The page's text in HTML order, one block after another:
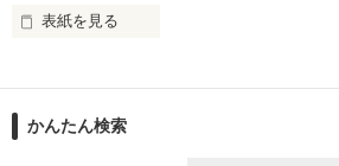
2026.6.5～2026.7.25
表紙を見る
ションの企画戦略室で働いている。
めた、同期で恋人の石垣守（26）がいる
かんたん検索